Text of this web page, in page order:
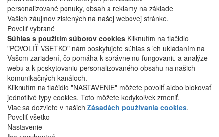
personalizované ponuky, obsah a reklamy na základe
Vašich záujmov zistených na našej webovej stránke.
Povoliť vybrané
Súhlas s použitím súborov cookies Kliknutím na tlačidlo
"POVOLIŤ VŠETKO" nám poskytujete súhlas s ich ukladaním na
Vašom zariadení, čo pomáha k správnemu fungovaniu a analýze
webu a k poskytovaniu personalizovaného obsahu na našich
komunikačných kanáloch.
Kliknutím na tlačidlo "NASTAVENIE" môžete povoliť alebo blokovať
jednotlivé typy cookies. Toto môžete kedykoľvek zmeniť.
Viac sa dozviete v našich Zásadách používania cookies.
Povoliť všetko
Nastavenie